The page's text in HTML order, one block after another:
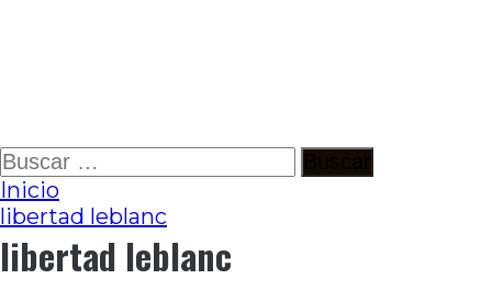
Ir
al
contenido
Buscar:
Inicio
libertad leblanc
libertad leblanc